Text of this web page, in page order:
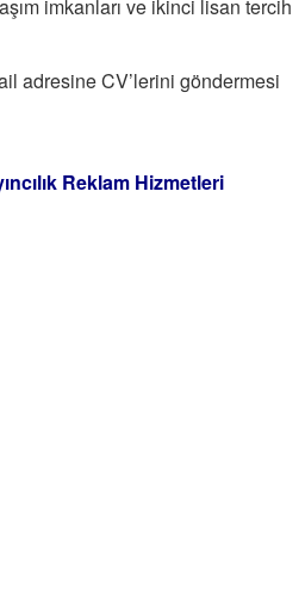
imkanları ve ikinci lisan tercih
adresine CV’lerini göndermesi
Reklam Hizmetleri